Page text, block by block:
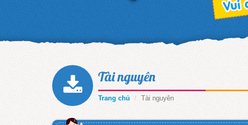
Tài nguyên
Trang chủ Tài nguyên